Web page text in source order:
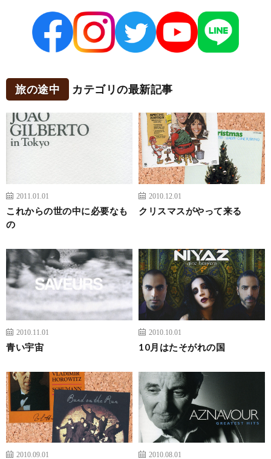
旅の途中 カテゴリの最新記事
2011.01.01
これからの世の中に必要なも
の
2010.12.01
クリスマスがやって来る
2010.11.01
青い宇宙
2010.10.01
10月はたそがれの国
2010.09.01 2010.08.01